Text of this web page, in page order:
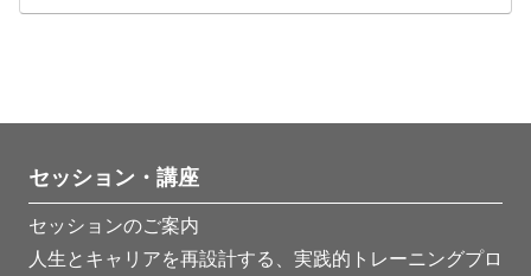
セッション・講座
セッションのご案内
人生とキャリアを再設計する、実践的トレーニングプロ